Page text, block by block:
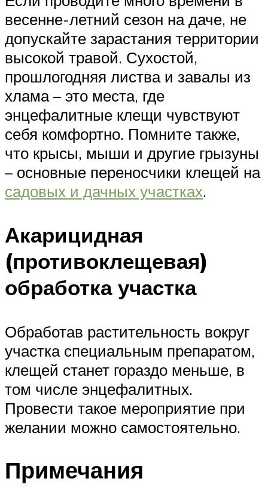
весенне-летний сезон на даче, не
допускайте зарастания территории
высокой травой. Сухостой,
прошлогодняя листва и завалы из
хлама – это места, где
энцефалитные клещи чувствуют
себя комфортно. Помните также,
что крысы, мыши и другие грызуны
– основные переносчики клещей на
садовых и дачных участках.
Акарицидная
(противоклещевая)
обработка участка
Обработав растительность вокруг
участка специальным препаратом,
клещей станет гораздо меньше, в
том числе энцефалитных.
Провести такое мероприятие при
желании можно самостоятельно.
Примечания